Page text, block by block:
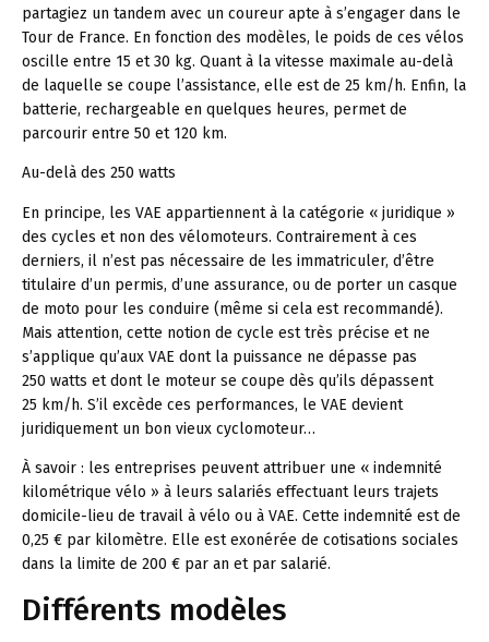
partagiez un tandem avec un coureur apte à s’engager dans le
Tour de France. En fonction des modèles, le poids de ces vélos
oscille entre 15 et 30 kg. Quant à la vitesse maximale au-delà
de laquelle se coupe l’assistance, elle est de 25 km/h. Enfin, la
batterie, rechargeable en quelques heures, permet de
parcourir entre 50 et 120 km.
Au-delà des 250 watts
En principe, les VAE appartiennent à la catégorie « juridique »
des cycles et non des vélomoteurs. Contrairement à ces
derniers, il n’est pas nécessaire de les immatriculer, d’être
titulaire d’un permis, d’une assurance, ou de porter un casque
de moto pour les conduire (même si cela est recommandé).
Mais attention, cette notion de cycle est très précise et ne
s’applique qu’aux VAE dont la puissance ne dépasse pas
250 watts et dont le moteur se coupe dès qu’ils dépassent
25 km/h. S’il excède ces performances, le VAE devient
juridiquement un bon vieux cyclomoteur…
À savoir : les entreprises peuvent attribuer une « indemnité
kilométrique vélo » à leurs salariés effectuant leurs trajets
domicile-lieu de travail à vélo ou à VAE. Cette indemnité est de
0,25 € par kilomètre. Elle est exonérée de cotisations sociales
dans la limite de 200 € par an et par salarié.
Différents modèles